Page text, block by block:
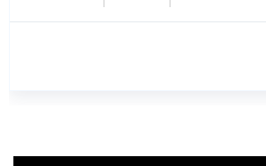
primeira linha e b